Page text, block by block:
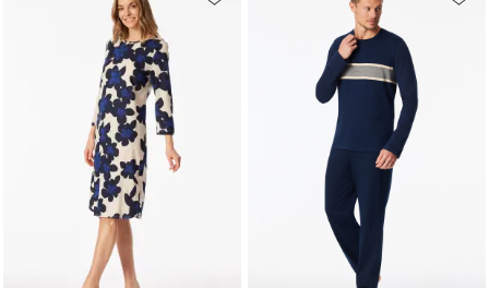
L XL XXL
3XL
L XXL
3XL 4XL 5XL